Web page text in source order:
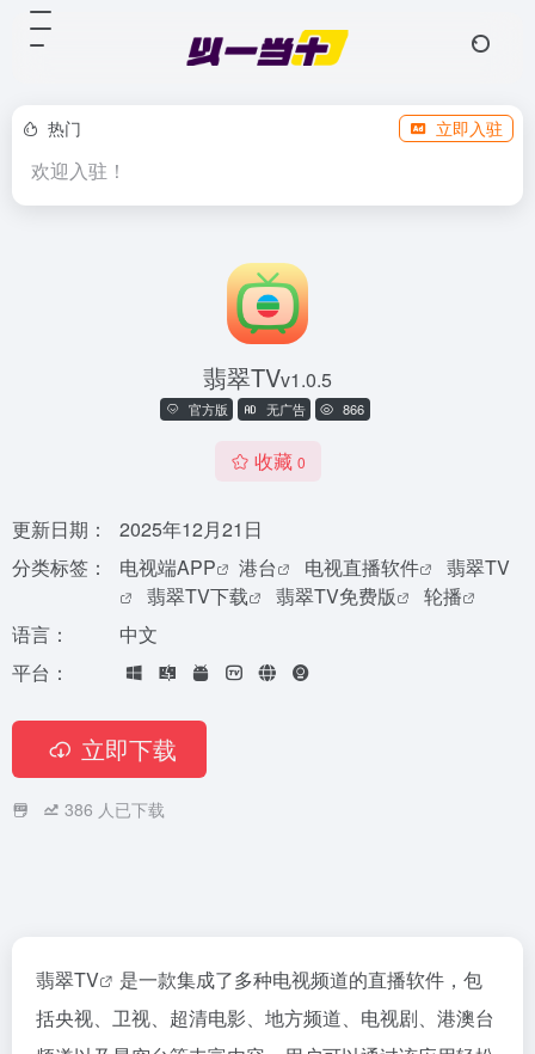
热门 立即入驻
欢迎入驻！
翡翠TVv1.0.5
官方版 无广告 866
收藏 0
更新日期：
2025年12月21日
分类标签：
电视端APP 港台 电视直播软件
翡翠TV
翡翠TV下载
翡翠TV免费版
轮播
语言：
中文
平台：
立即下载
386 人已下载
翡翠TV
是一款集成了多种电视频道的直播软件，包
括央视、卫视、超清电影、地方频道、电视剧、港澳台